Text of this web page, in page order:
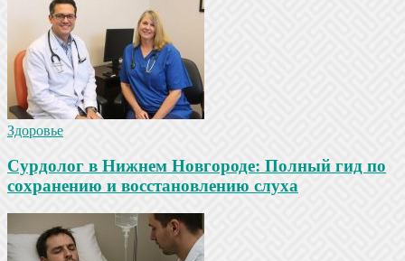
Здоровье
Сурдолог в Нижнем Новгороде: Полный гид по
сохранению и восстановлению слуха